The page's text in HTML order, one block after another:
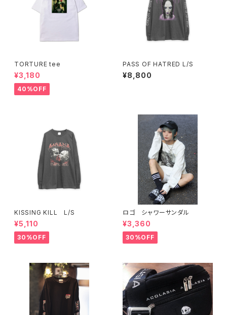
TORTURE tee
¥3,180
40%OFF
PASS OF HATRED L/S
¥8,800
KISSING KILL L/S
¥5,110
30%OFF
ロゴ シャワーサンダル
¥3,360
30%OFF